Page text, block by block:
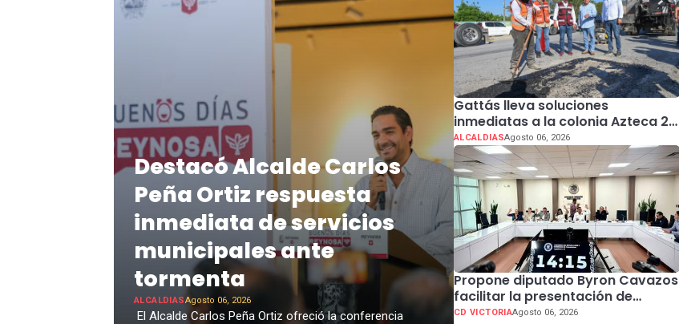
Destacó Alcalde Carlos
Peña Ortiz respuesta
inmediata de servicios
municipales ante
tormenta
ALCALDIASAgosto 06, 2026
El Alcalde Carlos Peña Ortiz ofreció la conferencia
Gattás lleva soluciones
inmediatas a la colonia Azteca 2;
con “Tu Voz Transforma
ALCALDIASAgosto 06, 2026
Propone diputado Byron Cavazos
facilitar la presentación de
iniciativas ciudadanas en
CD VICTORIAAgosto 06, 2026